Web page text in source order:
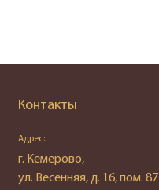
Контакты
Адрес:
г. Кемерово,
ул. Весенняя, д. 16, пом. 87